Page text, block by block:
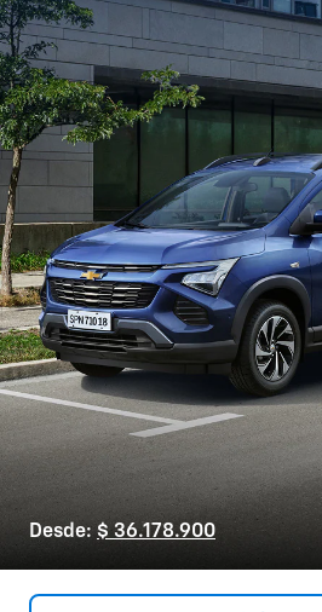
Desde: $ 36.178.900